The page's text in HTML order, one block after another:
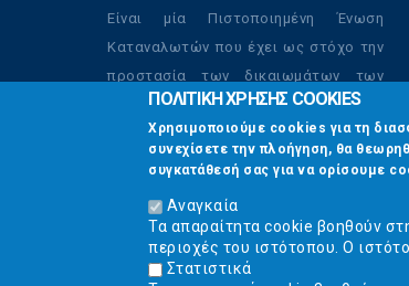
Είναι μία Πιστοποιημένη Ένωση
Καταναλωτών που έχει ως στόχο την
προστασία των δικαιωμάτων των
καταναλωτών και την βελτίωση της
ποιότητας της ζωής τους.
ΠΟΛΙΤΙΚΗ ΧΡΗΣΗΣ COOKIES
Χρησιμοποιούμε cookies για τη
συνεχίσετε την πλοήγηση, θα
συγκατάθεσή σας για να ορίσουμε
Αναγκαία
Τα απαραίτητα cookie βοηθούν
περιοχές του ιστότοπου. Ο
Στατιστικά